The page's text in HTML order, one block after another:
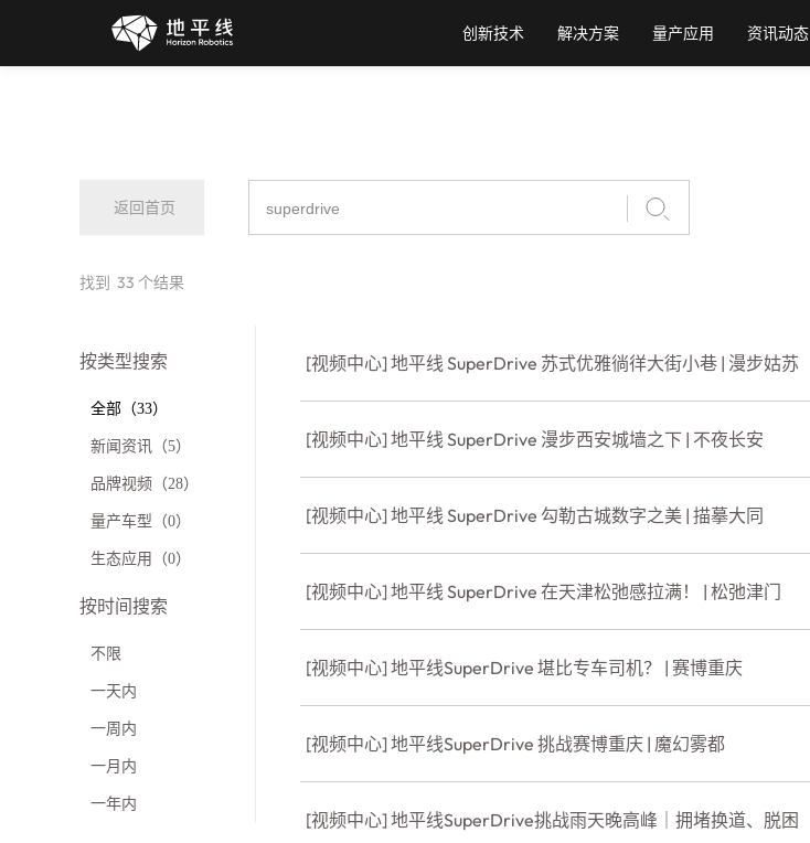
创新技术 解决方案 量产应用 资讯动态
返回首页
找到 33 个结果
按类型搜索
全部（33）
新闻资讯（5）
品牌视频（28）
量产车型（0）
生态应用（0）
按时间搜索
不限
一天内
一周内
一月内
一年内
[视频中心] 地平线 SuperDrive 苏式优雅徜徉大街小巷 | 漫步姑苏
[视频中心] 地平线 SuperDrive 漫步西安城墙之下 | 不夜长安
[视频中心] 地平线 SuperDrive 勾勒古城数字之美 | 描摹大同
[视频中心] 地平线 SuperDrive 在天津松弛感拉满！ | 松弛津门
[视频中心] 地平线SuperDrive 堪比专车司机？ | 赛博重庆
[视频中心] 地平线SuperDrive 挑战赛博重庆 | 魔幻雾都
[视频中心] 地平线SuperDrive挑战雨天晚高峰｜拥堵换道、脱困